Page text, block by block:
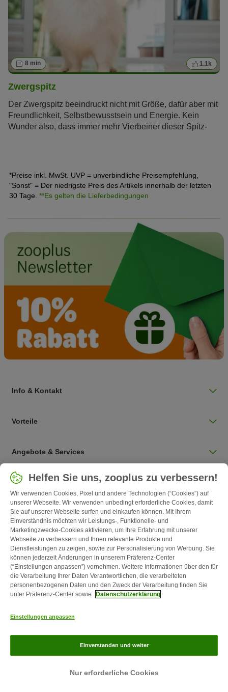
8 min 1.1k
Zwergspitz
Der Zwergspitz beeindruckt nicht mit Größe, dafür aber mit
Freundlichkeit, Selbstbewusstsein und Energie. Kein
Wunder also, dass immer mehr Vierbeiner dieser Spitz-
*Preise inkl. MwSt. UVP = unverbindliche Preisempfehlung,
"Sonst" = Der niedrigste Preis des Artikels innerhalb der letzten
30 Tage. **Es gelten die Lieferbedingungen
Info & Kontakt
Vorteile
Angebote & Services
Land auswählen
Deutschland / DE
Follow zooplus
Kontakt Versandkosten & Lieferzeit
Zahlungsarten
Über uns Partnerprogramme Karriere
Corporate
Helfen Sie uns, zooplus zu verbessern!
Wir verwenden Cookies, Pixel und andere Technologien (“Cookies”) auf
unserer Webseite. Wir verwenden unbedingt erforderliche Cookies, damit
Sie auf unserer Webseite surfen und einkaufen können. Mit Ihrem
Einverständnis möchten wir Leistungs-, Funktionelle- und
Marketingzwecke-Cookies aktivieren, um Ihre Erfahrung mit unserer
Webseite zu verbessern und Ihnen relevante Produkte und
Dienstleistungen zu zeigen, sowie zur Personalisierung von Werbung. Sie
können jederzeit Änderungen in unserem Präferenz-Center
(“Einstellungen anpassen”) vornehmen. Weitere Informationen über den für
die Verarbeitung Ihrer Daten Verantwortlichen, die verarbeiteten
personenbezogenen Daten und den Zweck der Verarbeitung finden Sie
unter Präferenz-Center sowie
Datenschutzerklärung
Einstellungen anpassen
Nur erforderliche Cookies
Einverstanden und weiter